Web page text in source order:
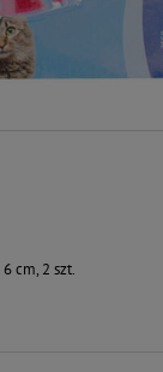
cm, 2 szt.